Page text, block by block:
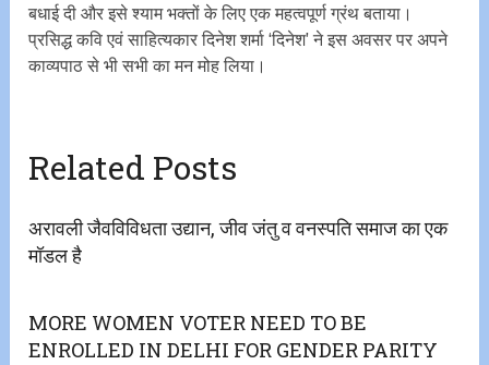
बधाई दी और इसे श्याम भक्तों के लिए एक महत्वपूर्ण ग्रंथ बताया।
प्रसिद्ध कवि एवं साहित्यकार दिनेश शर्मा ‘दिनेश’ ने इस अवसर पर अपने
काव्यपाठ से भी सभी का मन मोह लिया।
Related Posts
अरावली जैवविविधता उद्यान, जीव जंतु व वनस्पति समाज का एक
मॉडल है
MORE WOMEN VOTER NEED TO BE
ENROLLED IN DELHI FOR GENDER PARITY